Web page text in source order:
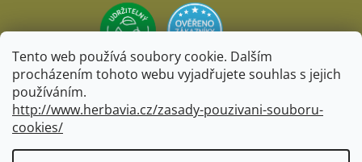
Tento web používá soubory cookie. Dalším
procházením tohoto webu vyjadřujete souhlas s jejich
používáním.
http://www.herbavia.cz/zasady-pouzivani-souboru-
cookies/